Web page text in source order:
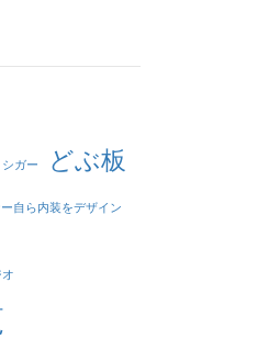
ガー どぶ板
自ら内装をデザイン